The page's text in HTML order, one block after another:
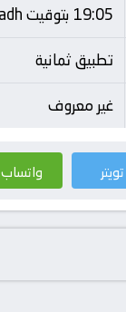
19:05 بتوقيت Asia/Riyadh
تطبيق ثمانية
غير معروف
تويتر واتساب